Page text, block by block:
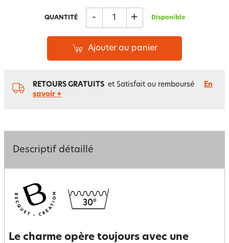
QUANTITÉ - + Disponible
Ajouter au panier
RETOURS GRATUITS et Satisfait ou remboursé
En
savoir +
Descriptif détaillé
Le charme opère toujours avec une